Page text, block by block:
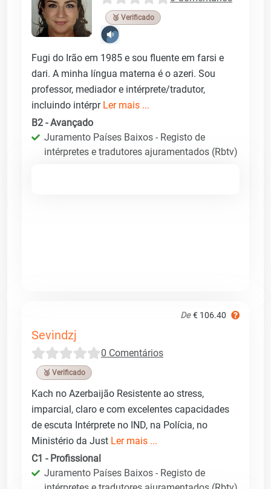
🥉 Verificado
Fugi do Irão em 1985 e sou fluente em farsi e
dari. A minha língua materna é o azeri. Sou
professor, mediador e intérprete/tradutor,
incluindo intérpr Ler mais ...
B2 - Avançado
Juramento Países Baixos - Registo de
intérpretes e tradutores ajuramentados (Rbtv)
De € 106.40
Sevindzj
0 Comentários
🥉 Verificado
Kach no Azerbaijão Resistente ao stress,
imparcial, claro e com excelentes capacidades
de escuta Intérprete no IND, na Polícia, no
Ministério da Just Ler mais ...
C1 - Profissional
Juramento Países Baixos - Registo de